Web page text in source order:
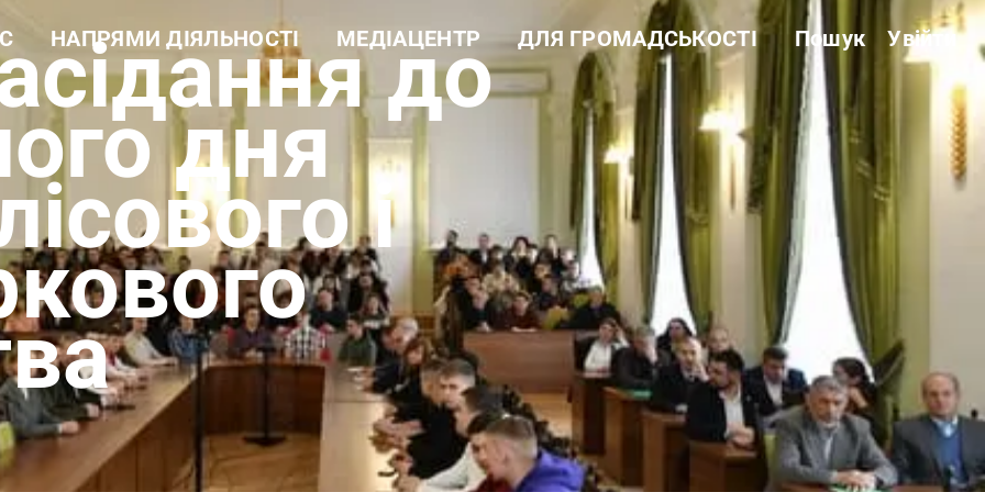
довідка
документи
НАПРЯМИ ДІЯЛЬНОСТІ
Навчальна робота
Науково-дослідна робота
Еколого-просвітницька
діяльність
Лісогосподарська
діяльність
Виробнича діяльність
Рекреаційні послуги та
екомережа
МЕДІАЦЕНТР
Новини
Фотогалерея
Відеогалерея
ДЛЯ ГРОМАДСЬКОСТІ
Звітність
Державні закупівлі
Сертифікація
Нормативні акти
Антикорупційні заходи
Пошук Увійти
до
дня
і